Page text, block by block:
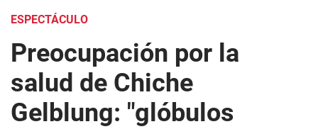
ESPECTÁCULO
Preocupación por la
salud de Chiche
Gelblung: "glóbulos